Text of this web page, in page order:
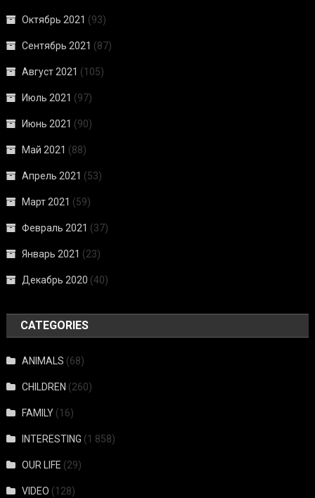
Октябрь 2021 (93)
Сентябрь 2021 (87)
Август 2021 (105)
Июль 2021 (97)
Июнь 2021 (90)
Май 2021 (88)
Апрель 2021 (53)
Март 2021 (59)
Февраль 2021 (37)
Январь 2021 (23)
Декабрь 2020 (40)
CATEGORIES
ANIMALS (68)
CHILDREN (260)
FAMILY (16)
INTERESTING (1 858)
OUR LIFE (29)
VIDEO (128)